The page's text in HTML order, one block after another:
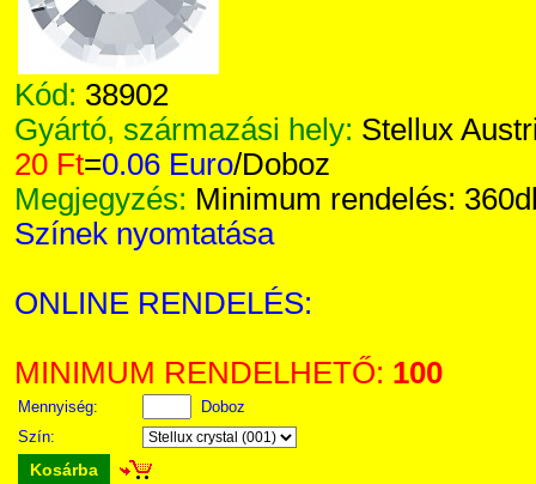
Kód: 38902
Gyártó, származási hely: Stellux
20 Ft=0.06 Euro/Doboz
Megjegyzés: Minimum rendelés:
Színek nyomtatása
ONLINE RENDELÉS:
MINIMUM RENDELHETŐ: 100
Mennyiség:
Doboz
Szín:
Kosárba